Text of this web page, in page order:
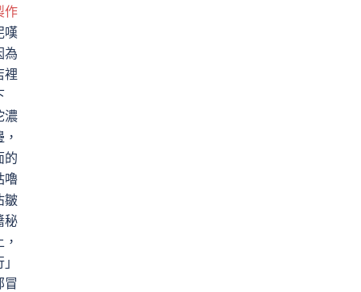
作
嘆
為
裡
濃
的
嚕
皺
秘
冒